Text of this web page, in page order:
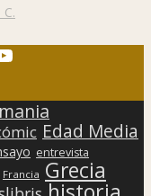
C.
Edad Media
entrevista
Francia Grecia